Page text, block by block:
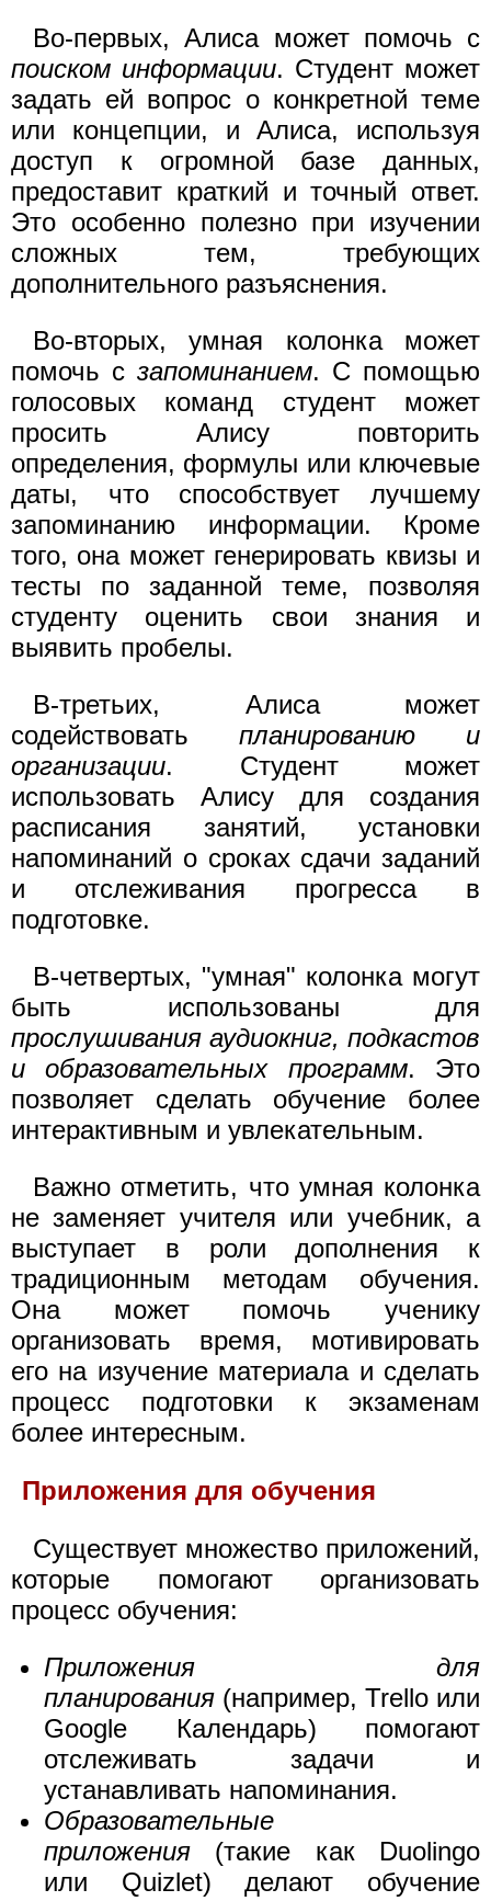
Во-первых, Алиса может помочь с
поиском информации. Студент может
задать ей вопрос о конкретной теме
или концепции, и Алиса, используя
доступ к огромной базе данных,
предоставит краткий и точный ответ.
Это особенно полезно при изучении
сложных тем, требующих
дополнительного разъяснения.
Во-вторых, умная колонка может
помочь с запоминанием. С помощью
голосовых команд студент может
просить Алису повторить
определения, формулы или ключевые
даты, что способствует лучшему
запоминанию информации. Кроме
того, она может генерировать квизы и
тесты по заданной теме, позволяя
студенту оценить свои знания и
выявить пробелы.
В-третьих, Алиса может
содействовать планированию и
организации. Студент может
использовать Алису для создания
расписания занятий, установки
напоминаний о сроках сдачи заданий
и отслеживания прогресса в
подготовке.
В-четвертых, "умная" колонка могут
быть использованы для
прослушивания аудиокниг, подкастов
и образовательных программ. Это
позволяет сделать обучение более
интерактивным и увлекательным.
Важно отметить, что умная колонка
не заменяет учителя или учебник, а
выступает в роли дополнения к
традиционным методам обучения.
Она может помочь ученику
организовать время, мотивировать
его на изучение материала и сделать
процесс подготовки к экзаменам
более интересным.
Приложения для обучения
Существует множество приложений,
которые помогают организовать
процесс обучения:
Приложения для
планирования (например, Trello или
Google Календарь) помогают
отслеживать задачи и
устанавливать напоминания.
Образовательные
приложения (такие как Duolingo
или Quizlet) делают обучение